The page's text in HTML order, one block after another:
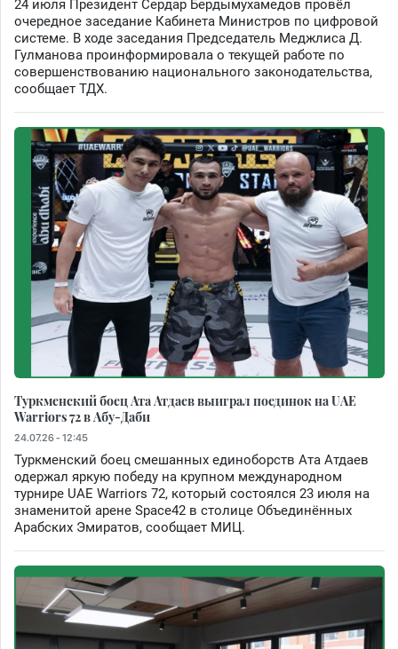
24 июля Президент Сердар Бердымухамедов провёл
очередное заседание Кабинета Министров по цифровой
системе. В ходе заседания Председатель Меджлиса Д.
Гулманова проинформировала о текущей работе по
совершенствованию национального законодательства,
сообщает ТДХ.
Туркменский боец Ата Атдаев выиграл поединок на UAE
Warriors 72 в Абу-Даби
24.07.26 - 12:45
Туркменский боец смешанных единоборств Ата Атдаев
одержал яркую победу на крупном международном
турнире UAE Warriors 72, который состоялся 23 июля на
знаменитой арене Space42 в столице Объединённых
Арабских Эмиратов, сообщает МИЦ.